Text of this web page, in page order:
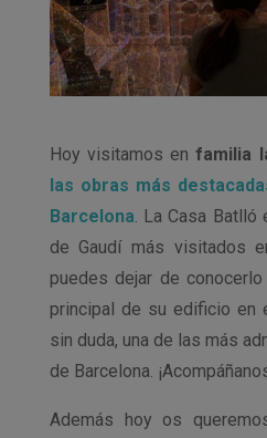
Hoy visitamos enfamilia
las obras más
Barcelona . La Casa
de Gaudí más visitados
puedes dejar de
principal de su edificio en
sin duda, una de las más
de Barcelona.
Además hoy os